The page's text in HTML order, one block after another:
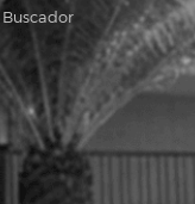
Buscador